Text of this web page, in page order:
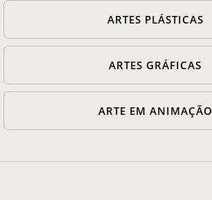
ARTES PLÁSTICAS
ARTES GRÁFICAS
ARTE EM ANIMAÇÃO